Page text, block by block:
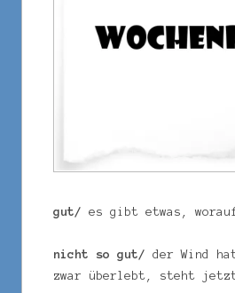
gut/ es gibt etwas,
nicht so gut/ der Wind
zwar überlebt, steht jetzt